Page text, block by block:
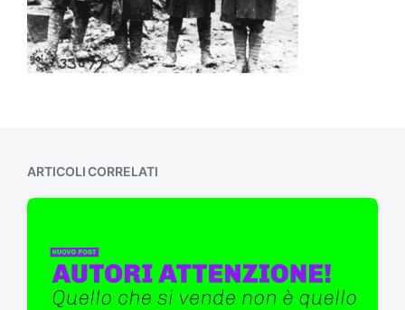
ARTICOLI CORRELATI